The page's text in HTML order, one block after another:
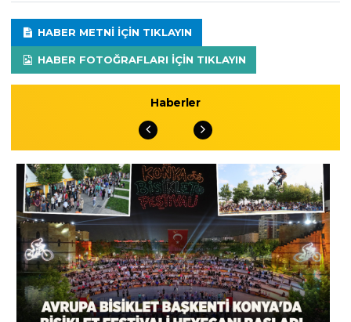
HABER METNI IÇIN TIKLAYIN
HABER FOTOĞRAFLARI IÇIN TIKLAYIN
Haberler